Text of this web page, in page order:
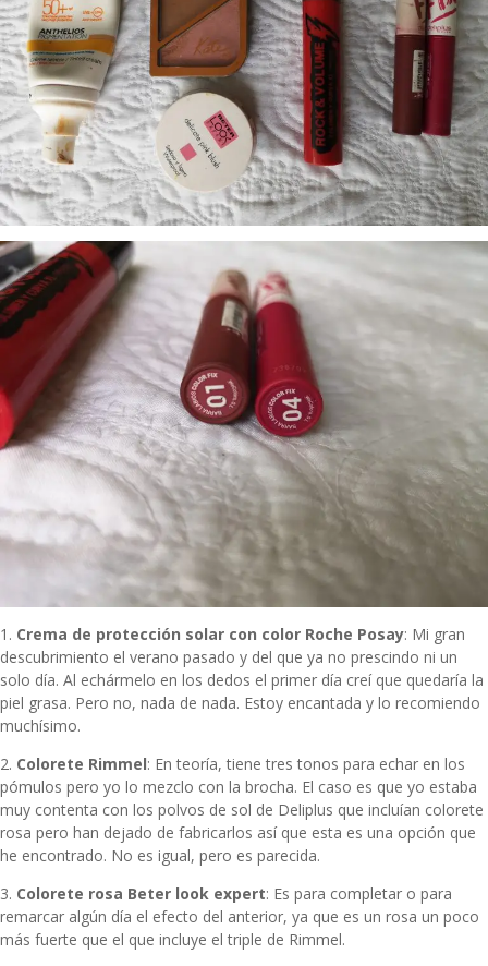
1. Crema de protección solar con color Roche Posay: Mi gran
descubrimiento el verano pasado y del que ya no prescindo ni un
solo día. Al echármelo en los dedos el primer día creí que quedaría la
piel grasa. Pero no, nada de nada. Estoy encantada y lo recomiendo
muchísimo.
2. Colorete Rimmel: En teoría, tiene tres tonos para echar en los
pómulos pero yo lo mezclo con la brocha. El caso es que yo estaba
muy contenta con los polvos de sol de Deliplus que incluían colorete
rosa pero han dejado de fabricarlos así que esta es una opción que
he encontrado. No es igual, pero es parecida.
3. Colorete rosa Beter look expert: Es para completar o para
remarcar algún día el efecto del anterior, ya que es un rosa un poco
más fuerte que el que incluye el triple de Rimmel.